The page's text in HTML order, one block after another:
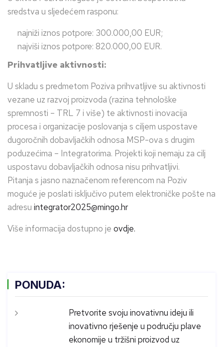
sredstva u sljedećem rasponu:
najniži iznos potpore: 300.000,00 EUR;
najviši iznos potpore: 820.000,00 EUR.
Prihvatljive aktivnosti:
U skladu s predmetom Poziva prihvatljive su aktivnosti
vezane uz razvoj proizvoda (razina tehnološke
spremnosti – TRL 7 i više) te aktivnosti inovacija
procesa i organizacije poslovanja s ciljem uspostave
dugoročnih dobavljačkih odnosa MSP-ova s drugim
poduzećima – Integratorima. Projekti koji nemaju za cilj
uspostavu dobavljačkih odnosa nisu prihvatljivi.
Pitanja s jasno naznačenom referencom na Poziv
moguće je poslati isključivo putem elektroničke pošte na
adresu integrator2025@mingo.hr
Više informacija dostupno je ovdje.
PONUDA:
Pretvorite svoju inovativnu ideju ili
inovativno rješenje u području plave
ekonomije u tržišni proizvod uz